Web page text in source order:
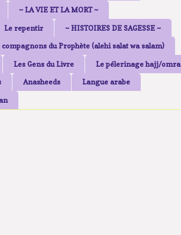
~ LA VIE ET LA MORT ~
Le repentir ~ HISTOIRES DE SAGESSE ~
compagnons du Prophète (alehi salat wa salam)
Les Gens du Livre Le pélerinage hajj/omra
Anasheeds Langue arabe